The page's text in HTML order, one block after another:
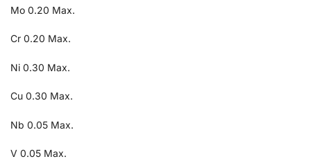
Mo 0.20 Max.
Cr 0.20 Max.
Ni 0.30 Max.
Cu 0.30 Max.
Nb 0.05 Max.
V 0.05 Max.